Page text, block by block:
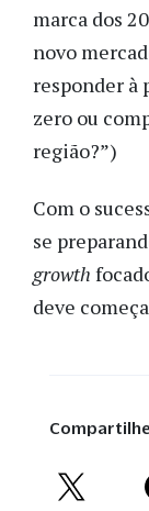
marca dos
novo
responder à
zero ou
região?”)
Com o
se
growth
deve
Compartilhe